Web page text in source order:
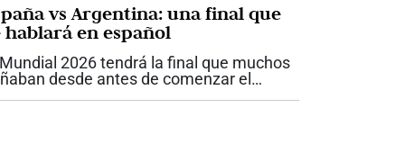
vs Argentina: una final que
hablará en español
2026 tendrá la final que muchos
desde antes de comenzar el